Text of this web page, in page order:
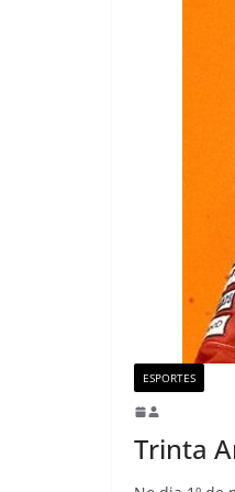
ESPORTES
Trinta